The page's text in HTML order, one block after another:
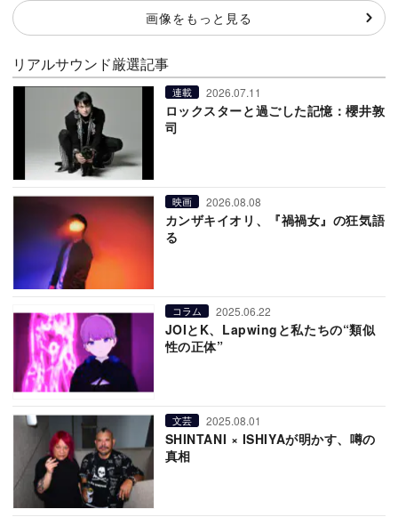
画像をもっと見る
リアルサウンド厳選記事
連載 2026.07.11
ロックスターと過ごした記憶：櫻井敦
司
映画 2026.08.08
カンザキイオリ、『禍禍女』の狂気語
る
コラム 2025.06.22
JOIとK、Lapwingと私たちの“類似
性の正体”
文芸 2025.08.01
SHINTANI × ISHIYAが明かす、噂の
真相